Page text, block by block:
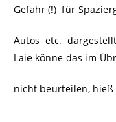
Gefahr (!) für
Autos etc.
Laie könne das im
nicht beurteilen, hieß